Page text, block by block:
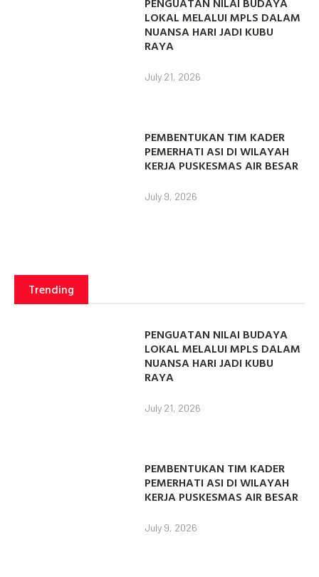
LOKAL MELALUI MPLS DALAM
NUANSA HARI JADI KUBU
RAYA
July 21, 2026
PEMBENTUKAN TIM KADER
PEMERHATI ASI DI WILAYAH
KERJA PUSKESMAS AIR BESAR
July 9, 2026
Trending
PENGUATAN NILAI BUDAYA
LOKAL MELALUI MPLS DALAM
NUANSA HARI JADI KUBU
RAYA
July 21, 2026
PEMBENTUKAN TIM KADER
PEMERHATI ASI DI WILAYAH
KERJA PUSKESMAS AIR BESAR
July 9, 2026